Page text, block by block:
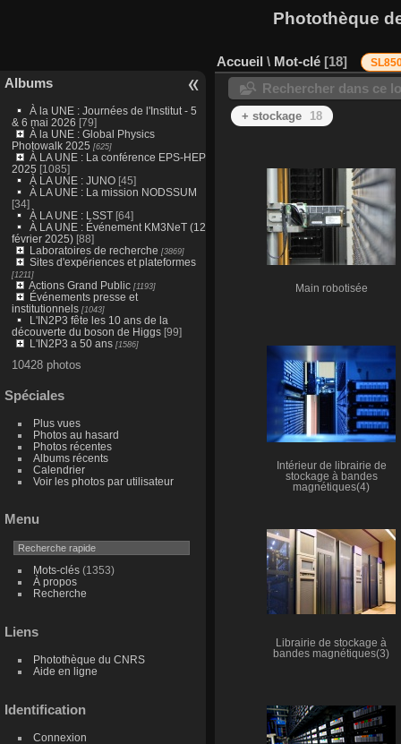
Photothèque
Albums
À la UNE : Journées de l'Institut - 5
& 6 mai 2026 [79]
À la UNE : Global Physics
Photowalk 2025 [625]
À LA UNE : La conférence EPS-HEP
2025 [1085]
À LA UNE : JUNO [45]
À LA UNE : La mission NODSSUM
[34]
À LA UNE : LSST[64]
À LA UNE : Événement KM3NeT (12
février 2025)[88]
Laboratoires de recherche [3869]
Sites d'expériences et plateformes
[1211]
Actions Grand Public[1193]
Événements presse et
institutionnels[1043]
L'IN2P3 fête les 10 ans de la
découverte du boson de Higgs[99]
L'IN2P3 a 50 ans[1586]
10428 photos
Spéciales
Plus vues
Photos au hasard
Photos récentes
Albums récents
Calendrier
Voir les photos par utilisateur
Menu
Mots-clés(1353)
À propos
Recherche
Liens
Photothèque du CNRS
Aide en ligne
Identification
Connexion
Accueil \ Mot-clé 18
Rechercher dans ce
+ stockage 18
Main robotisée
Intérieur de librairie de
stockage à bandes
magnétiques(4)
Librairie de stockage à
bandes magnétiques(3)